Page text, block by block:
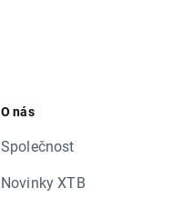
O nás
Společnost
Novinky XTB